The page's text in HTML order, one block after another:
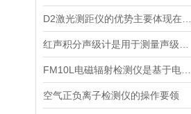
空气正负离子检测仪的操作要领